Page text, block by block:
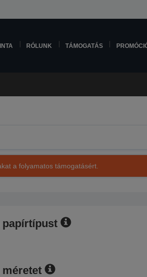
RÓLUNK TÁMOGATÁS
a folyamatos támogatásért.
papírtípust